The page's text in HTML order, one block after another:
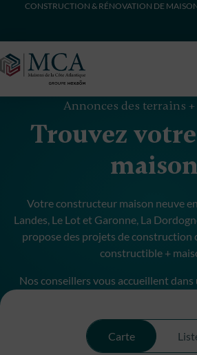
CONSTRUCTION & RÉNOVATION DE
Annonces des terrains
Trouvez
maison
Votre constructeur maison neuve
Landes, Le Lot et Garonne, La
propose des projets de
constructible +
Nos conseillers vous accueillent dans
Carte